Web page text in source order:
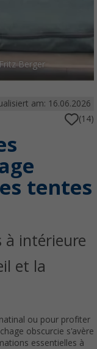
Berger
am: 16.06.2026
(14)
tentes
à intérieure
et la
ou pour profiter
obscurcie s'avère
essentielles à